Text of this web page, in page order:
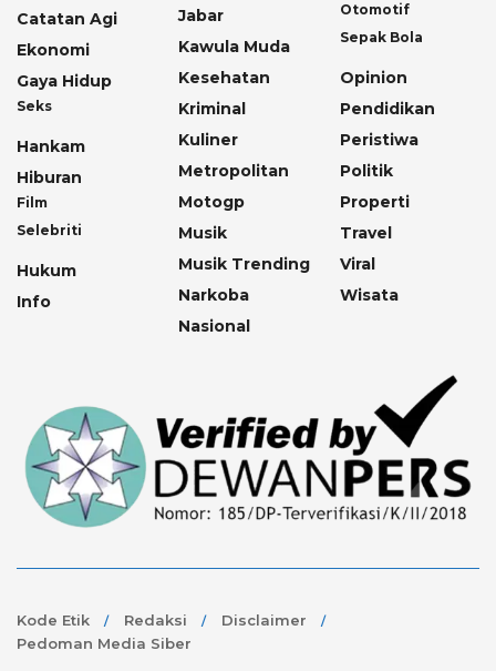
Catatan Agi
Ekonomi
Gaya Hidup
Seks
Hankam
Hiburan
Film
Selebriti
Hukum
Info
Jabar
Kawula Muda
Kesehatan
Kriminal
Kuliner
Metropolitan
Motogp
Musik
Musik Trending
Narkoba
Nasional
Otomotif
Sepak Bola
Opinion
Pendidikan
Peristiwa
Politik
Properti
Travel
Viral
Wisata
Kode Etik Redaksi
Disclaimer
Pedoman Media Siber